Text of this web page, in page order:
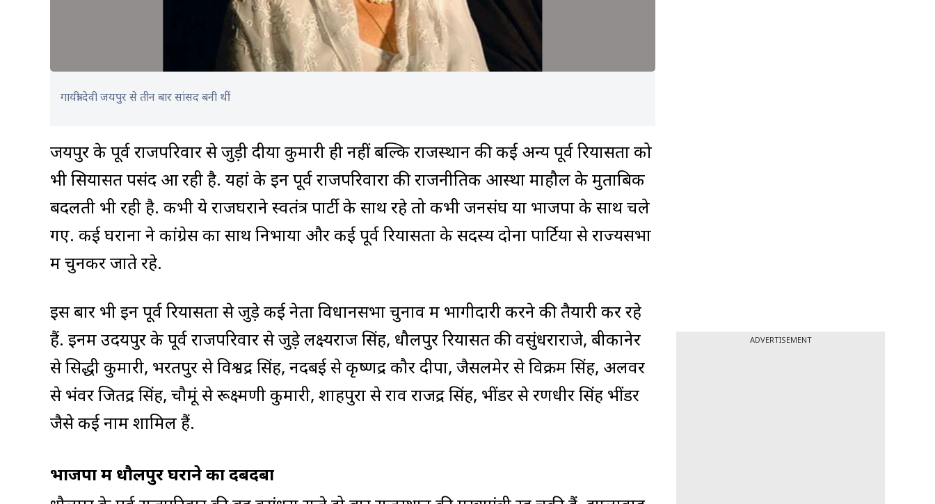
गायत्री देवी जयपुर से तीन बार सांसद बनी थीं
जयपुर के पूर्व राजपरिवार से जुड़ी दीया कुमारी ही नहीं बल्कि राजस्थान की कई अन्य पूर्व रियासतों को
भी सियासत पसंद आ रही है. यहां के इन पूर्व राजपरिवारों की राजनीतिक आस्था माहौल के मुताबिक
बदलती भी रही है. कभी ये राजघराने स्वतंत्र पार्टी के साथ रहे तो कभी जनसंघ या भाजपा के साथ चले
गए. कई घरानों ने कांग्रेस का साथ निभाया और कई पूर्व रियासतों के सदस्य दोनों पार्टियों से राज्यसभा
में चुनकर जाते रहे.
इस बार भी इन पूर्व रियासतों से जुड़े कई नेता विधानसभा चुनाव में भागीदारी करने की तैयारी कर रहे
हैं. इनमें उदयपुर के पूर्व राजपरिवार से जुड़े लक्ष्यराज सिंह, धौलपुर रियासत की वसुंधराराजे, बीकानेर
से सिद्धी कुमारी, भरतपुर से विश्वेंद्र सिंह, नदबई से कृष्णेंद्र कौर दीपा, जैसलमेर से विक्रम सिंह, अलवर
से भंवर जितेंद्र सिंह, चौमूं से रूक्ष्मणी कुमारी, शाहपुरा से राव राजेंद्र सिंह, भींडर से रणधीर सिंह भींडर
जैसे कई नाम शामिल हैं.
भाजपा में धौलपुर घराने का दबदबा
ADVERTISEMENT